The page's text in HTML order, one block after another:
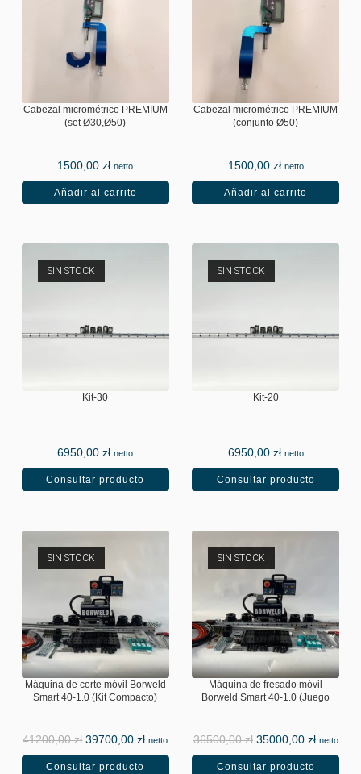
Cabezal micrométrico PREMIUM
(set Ø30,Ø50)
1500,00zł netto
Añadir al carrito
Cabezal micrométrico PREMIUM
(conjunto Ø50)
1500,00 zł netto
Añadir al carrito
SIN STOCK
Kit-30
6950,00zł netto
Consultar producto
SIN STOCK
Kit-20
6950,00 zł netto
Consultar producto
SIN STOCK
Máquina de corte móvil Borweld
Smart 40-1.0 (Kit Compacto)
41200,00zł 39700,00zł netto
Consultar producto
SIN STOCK
Máquina de fresado móvil
Borweld Smart 40-1.0 (Juego
36500,00zł 35000,00 zł netto
Consultar producto